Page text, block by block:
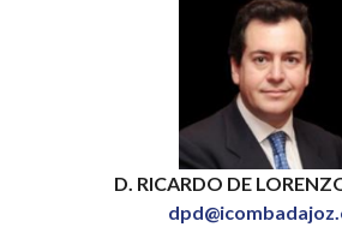
D. RICARDO DE